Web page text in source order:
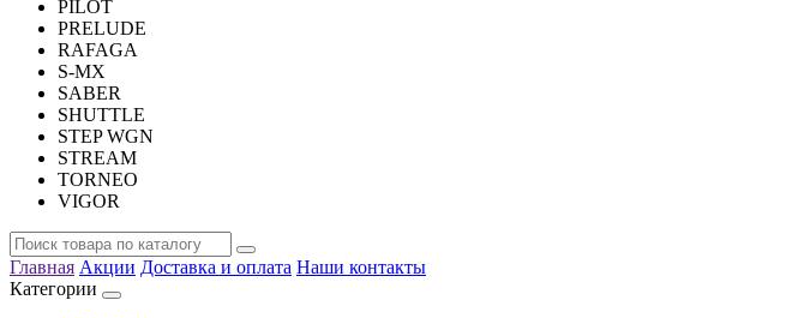
PILOT
PRELUDE
RAFAGA
S-MX
SABER
SHUTTLE
STEP WGN
STREAM
TORNEO
VIGOR
Главная Акции Доставка и оплата Наши контакты
Категории